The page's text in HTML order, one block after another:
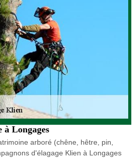
à Longages
arboré (chêne, hêtre, pin,
d'élagage Klien à Longages